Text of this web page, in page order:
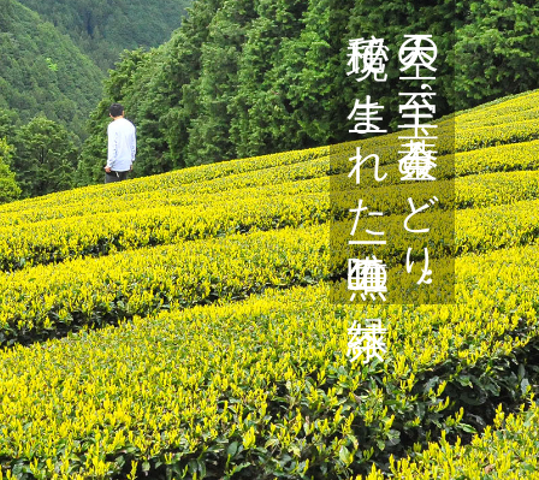
天空の至宝 “黄金みどり”
秘境で生まれた唯一無二の緑茶